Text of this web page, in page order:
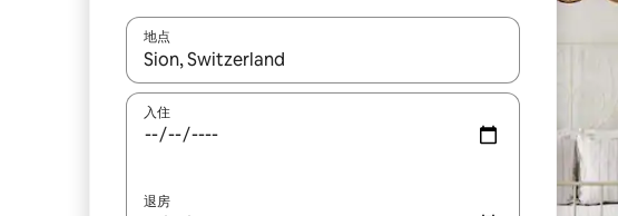
地点
如有搜索结果，请使用上下方向键查看，或通过点击或滑动手势浏览。
入住
退房